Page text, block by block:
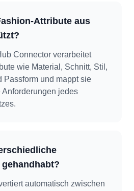
Attribute aus
Connector verarbeitet
wie Material, Schnitt, Stil,
Passform und mappt sie
jedes
automatisch zwischen